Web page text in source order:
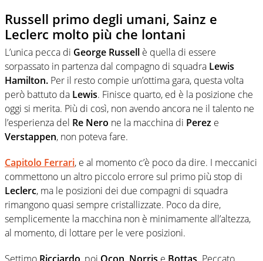
Russell primo degli umani, Sainz e
Leclerc molto più che lontani
L’unica pecca di George Russell è quella di essere
sorpassato in partenza dal compagno di squadra Lewis
Hamilton. Per il resto compie un’ottima gara, questa volta
però battuto da Lewis. Finisce quarto, ed è la posizione che
oggi si merita. Più di così, non avendo ancora ne il talento ne
l’esperienza del Re Nero ne la macchina di Perez e
Verstappen, non poteva fare.
Capitolo Ferrari, e al momento c’è poco da dire. I meccanici
commettono un altro piccolo errore sul primo più stop di
Leclerc, ma le posizioni dei due compagni di squadra
rimangono quasi sempre cristallizzate. Poco da dire,
semplicemente la macchina non è minimamente all’altezza,
al momento, di lottare per le vere posizioni.